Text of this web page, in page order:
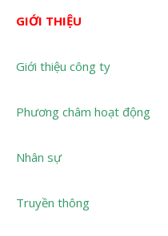
GIỚI THIỆU
Giới thiệu công ty
Phương châm hoạt động
Nhân sự
Truyền thông